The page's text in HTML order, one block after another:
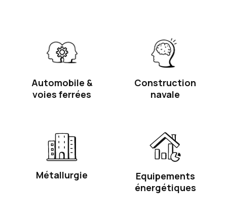
Automobile &
voies ferrées
Construction
navale
Métallurgie
Equipements
énergétiques